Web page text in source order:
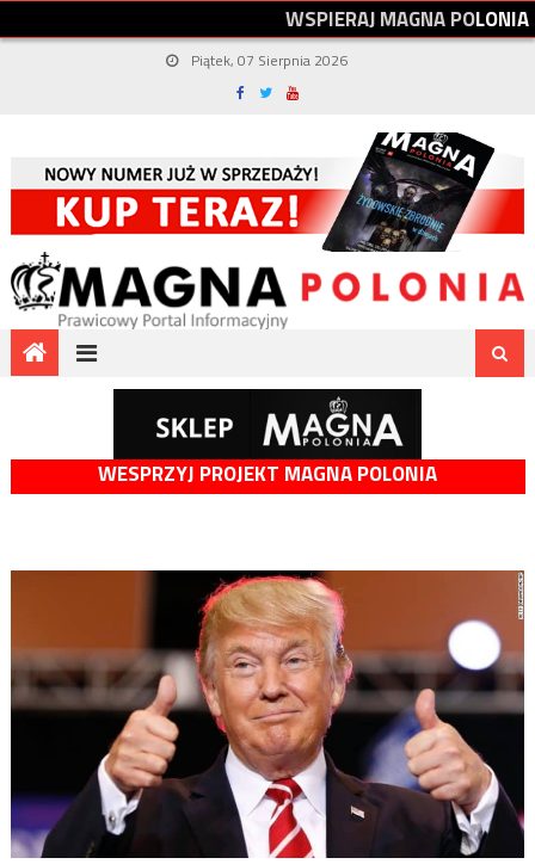
WSPIERAJMAGNAPOLONIA
Piątek, 07 Sierpnia 2026
WESPRZYJ PROJEKT MAGNA POLONIA